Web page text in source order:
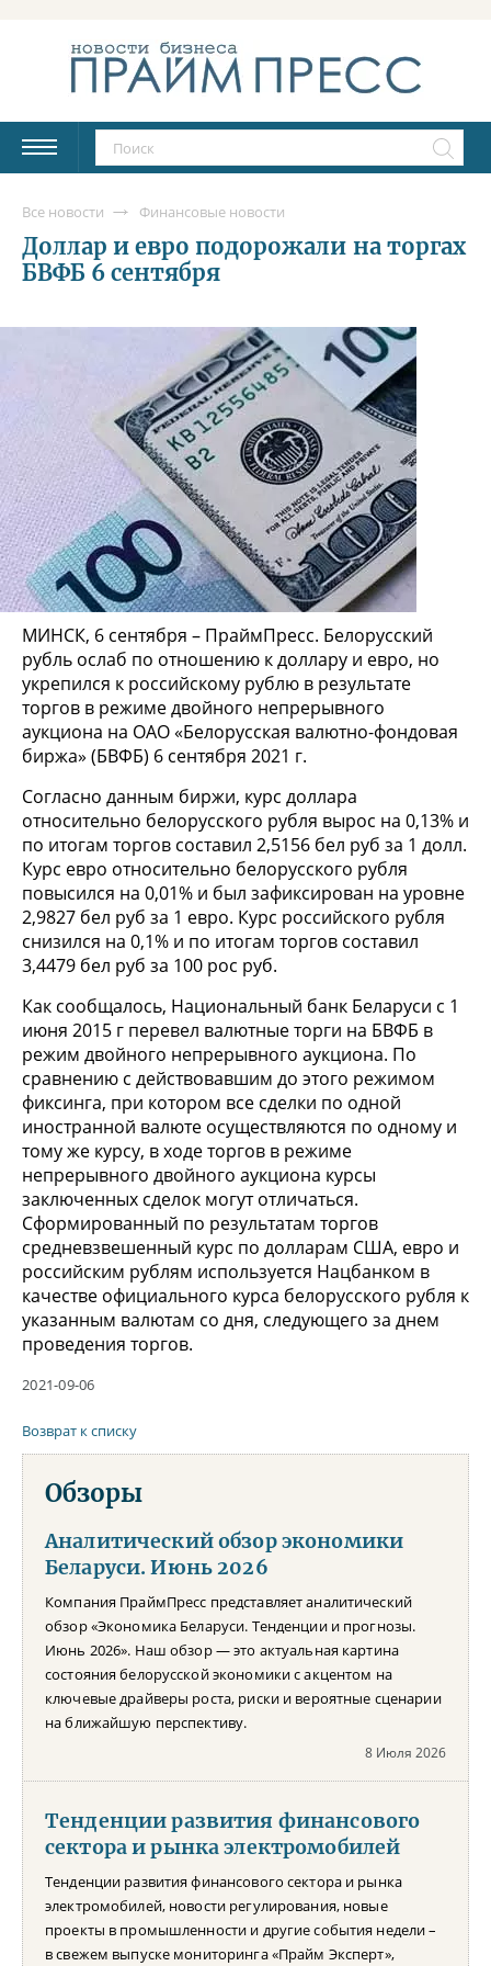
Все новости Финансовые новости
Доллар и евро подорожали на торгах
БВФБ 6 сентября
МИНСК, 6 сентября – ПраймПресс. Белорусский
рубль ослаб по отношению к доллару и евро, но
укрепился к российскому рублю в результате
торгов в режиме двойного непрерывного
аукциона на ОАО «Белорусская валютно-фондовая
биржа» (БВФБ) 6 сентября 2021 г.
Согласно данным биржи, курс доллара
относительно белорусского рубля вырос на 0,13% и
по итогам торгов составил 2,5156 бел руб за 1 долл.
Курс евро относительно белорусского рубля
повысился на 0,01% и был зафиксирован на уровне
2,9827 бел руб за 1 евро. Курс российского рубля
снизился на 0,1% и по итогам торгов составил
3,4479 бел руб за 100 рос руб.
Как сообщалось, Национальный банк Беларуси с 1
июня 2015 г перевел валютные торги на БВФБ в
режим двойного непрерывного аукциона. По
сравнению с действовавшим до этого режимом
фиксинга, при котором все сделки по одной
иностранной валюте осуществляются по одному и
тому же курсу, в ходе торгов в режиме
непрерывного двойного аукциона курсы
заключенных сделок могут отличаться.
Сформированный по результатам торгов
средневзвешенный курс по долларам США, евро и
российским рублям используется Нацбанком в
качестве официального курса белорусского рубля к
указанным валютам со дня, следующего за днем
проведения торгов.
2021-09-06
Возврат к списку
Обзоры
Аналитический обзор экономики
Беларуси. Июнь 2026
Компания ПраймПресс представляет аналитический
обзор «Экономика Беларуси. Тенденции и прогнозы.
Июнь 2026». Наш обзор — это актуальная картина
состояния белорусской экономики с акцентом на
ключевые драйверы роста, риски и вероятные сценарии
на ближайшую перспективу.
8 Июля 2026
Тенденции развития финансового
сектора и рынка электромобилей
Тенденции развития финансового сектора и рынка
электромобилей, новости регулирования, новые
проекты в промышленности и другие события недели –
в свежем выпуске мониторинга «Прайм Эксперт»,